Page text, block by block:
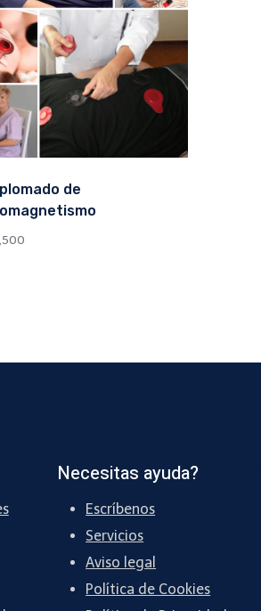
de
Necesitas ayuda?
Escríbenos
Servicios
Aviso legal
Política de Cookies